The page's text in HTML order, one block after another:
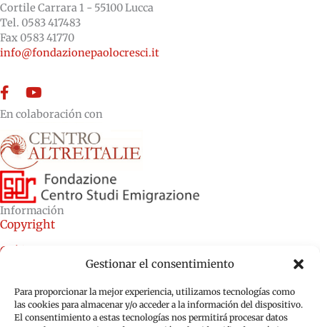
Gestionar el consentimiento
Para proporcionar la mejor experiencia, utilizamos tecnologías como
las cookies para almacenar y/o acceder a la información del dispositivo.
El consentimiento a estas tecnologías nos permitirá procesar datos
Cortile Carrara 1 - 55100 Lucca
Tel. 0583 417483
Fax 0583 41770
info@fondazionepaolocresci.it
FacebookYouTube
En colaboración con
Información
Copyright
Créditos
Política de privacidad (UE)